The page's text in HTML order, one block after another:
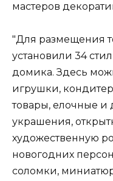
мастеров
"Для размещения
установили 34
домика. Здесь
игрушки,
товары, елочные и
украшения,
художественную
новогодних
соломки,